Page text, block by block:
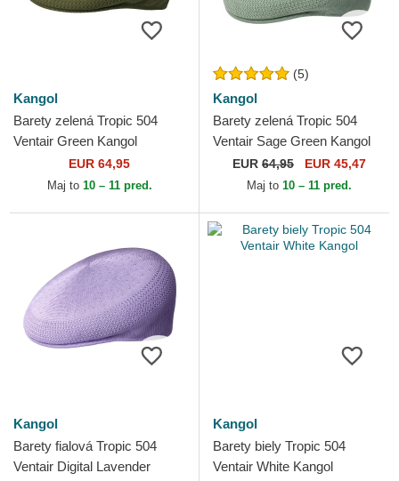
Kangol
Barety zelená Tropic 504
Ventair Green Kangol
EUR 64,95
Maj to 10 – 11 pred.
(5)
Kangol
Barety zelená Tropic 504
Ventair Sage Green Kangol
EUR 64,95 EUR 45,47
Maj to 10 – 11 pred.
Kangol
Barety fialová Tropic 504
Ventair Digital Lavender
Kangol
Barety biely Tropic 504
Ventair White Kangol